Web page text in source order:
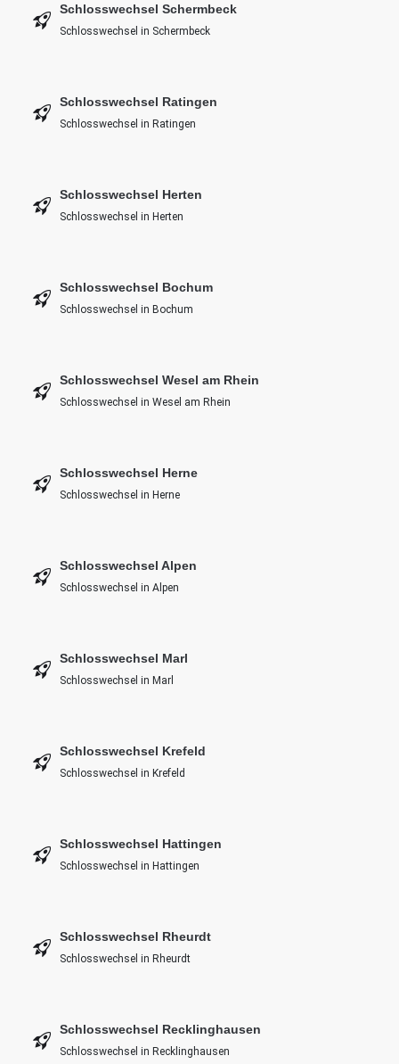
Schlosswechsel Schermbeck
Schlosswechsel in Schermbeck
Schlosswechsel Ratingen
Schlosswechsel in Ratingen
Schlosswechsel Herten
Schlosswechsel in Herten
Schlosswechsel Bochum
Schlosswechsel in Bochum
Schlosswechsel Wesel am Rhein
Schlosswechsel in Wesel am Rhein
Schlosswechsel Herne
Schlosswechsel in Herne
Schlosswechsel Alpen
Schlosswechsel in Alpen
Schlosswechsel Marl
Schlosswechsel in Marl
Schlosswechsel Krefeld
Schlosswechsel in Krefeld
Schlosswechsel Hattingen
Schlosswechsel in Hattingen
Schlosswechsel Rheurdt
Schlosswechsel in Rheurdt
Schlosswechsel Recklinghausen
Schlosswechsel in Recklinghausen